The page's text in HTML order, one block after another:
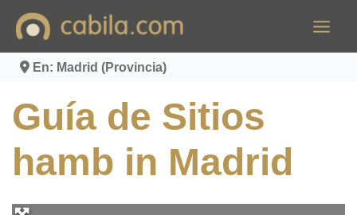
contenido
En: Madrid (Provincia)
Guía de Sitios
hamb in Madrid